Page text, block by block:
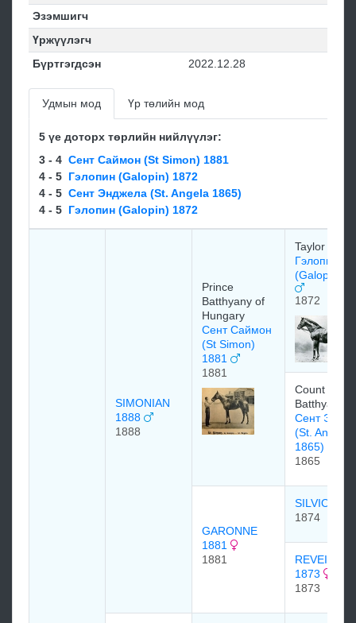
Эзэмшигч
Үржүүлэгч
Бүртгэгдсэн
2022.12.28
Удмын мод Үр төлийн мод
5 үе доторх төрлийн нийлүүлэг:
3 - 4 Сент Саймон (St Simon) 1881
4 - 5 Гэлопин (Galopin) 1872
4 - 5 Сент Энджела (St. Angela 1865)
4 - 5 Гэлопин (Galopin) 1872
SIMONIAN
1888
1888
Prince
Batthyany of
Hungary
Сент Саймон
(St Simon)
1881
1881
Taylor
Гэлопин
(Galopin)
1872
Count
Batthyany
Сент
(St. Angela
1865)
1865
GARONNE
1881
1881
SILVIO
1874
REVEILLON
1873
1873